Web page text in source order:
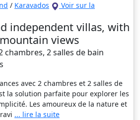
/ Karavados
Voir sur la
independent villas, with
views
chambres, 2 salles de bain
avec 2 chambres et 2 salles de
la solution parfaite pour explorer les
Les amoureux de la nature et
... lire la suite